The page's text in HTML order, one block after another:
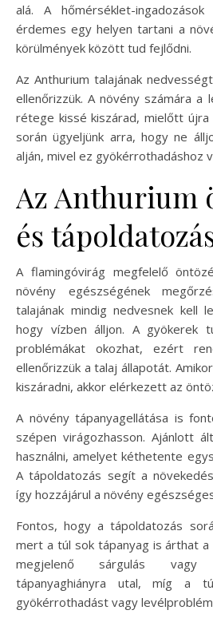
alá. A hőmérséklet-
érdemes egy helyen tartani a
körülmények között tud fejlődni.
Az Anthurium talajának
ellenőrizzük. A növény számára a
rétege kissé kiszárad, mielőtt újra
során ügyeljünk arra, hogy ne
alján, mivel ez gyökérrothadáshoz
Az Anthurium
és
A flamingóvirág megfelelő
növény egészségének
talajának mindig nedvesnek kell
hogy vízben álljon. A gyökerek
problémákat okozhat, ezért
ellenőrizzük a talaj állapotát.
kiszáradni, akkor elérkezett az
A növény tápanyagellátása is
szépen virágozhasson. Ajánlott
használni, amelyet kéthetente
A tápoldatozás segít a
így hozzájárul a növény
Fontos, hogy a tápoldatozás
mert a túl sok tápanyag is árthat a
megjelenő sárgulás vagy
tápanyaghiányra utal, míg a
gyökérrothadást vagy